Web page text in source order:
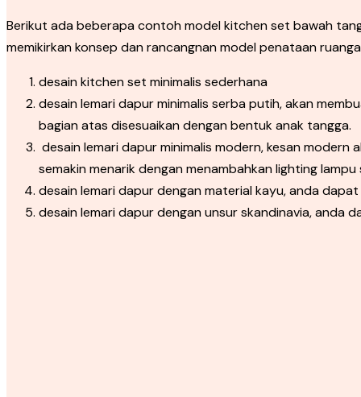
Berikut ada beberapa contoh model kitchen set bawah
memikirkan konsep dan rancangnan model penataan
desain kitchen set minimalis sederhana
desain lemari dapur minimalis serba putih, akan
bagian atas disesuaikan dengan bentuk anak tangga.
desain lemari dapur minimalis modern, kesan
semakin menarik dengan menambahkan lighting
desain lemari dapur dengan material kayu, anda
desain lemari dapur dengan unsur skandinavia, anda